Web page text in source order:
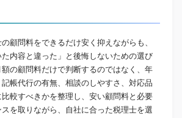
顧問料をできるだけ安く抑えながらも、
内容と違った」と後悔しないための選び
の顧問料だけで判断するのではなく、年
帳代行の有無、相談のしやすさ、対応品
較すべきかを整理し、安い顧問料と必要
を取りながら、自社に合った税理士を選